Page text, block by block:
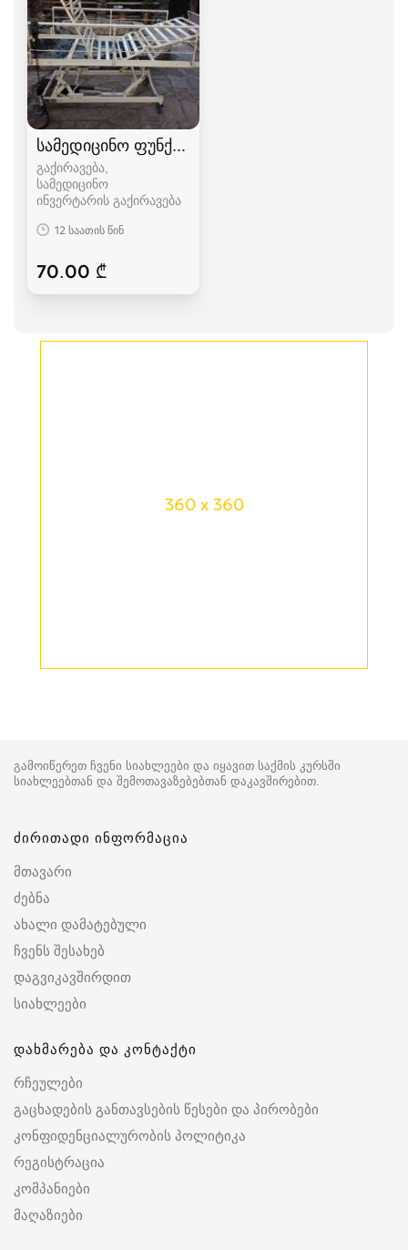
სამედიცინო ფუნქციონალური საწოლი
გაქირავება,
სამედიცინო
ინვერტარის გაქირავება
12 საათის წინ
70.00 ₾
360 x 360
გამოიწერეთ ჩვენი სიახლეები და იყავით საქმის კურსში
სიახლეებთან და შემოთავაზებებთან დაკავშირებით.
ძირითადი ინფორმაცია
მთავარი
ძებნა
ახალი დამატებული
ჩვენს შესახებ
დაგვიკავშირდით
სიახლეები
დახმარება და კონტაქტი
რჩეულები
გაცხადების განთავსების წესები და პირობები
კონფიდენციალურობის პოლიტიკა
რეგისტრაცია
კომპანიები
მაღაზიები